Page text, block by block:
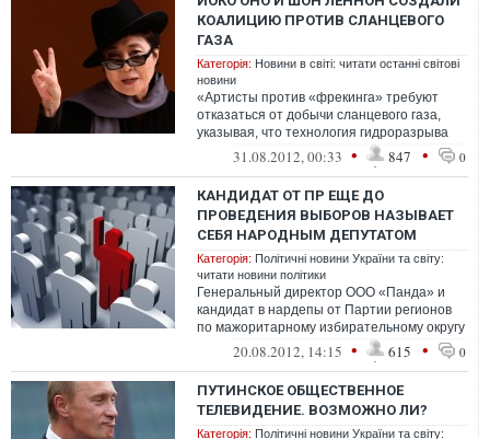
КОАЛИЦИЮ ПРОТИВ СЛАНЦЕВОГО
ГАЗА
Категорія: Новини в світі: читати останні світові
новини
«Артисты против «фрекинга» требуют
отказаться от добычи сланцевого газа,
указывая, что технология гидроразрыва
загрязняет подземные воды. Противники
31.08.2012, 00:33 • 847 • 0
КАНДИДАТ ОТ ПР ЕЩЕ ДО
ПРОВЕДЕНИЯ ВЫБОРОВ НАЗЫВАЕТ
СЕБЯ НАРОДНЫМ ДЕПУТАТОМ
Категорія: Політичні новини України та світу:
читати новини політики
Генеральный директор ООО «Панда» и
кандидат в нардепы от Партии регионов
по мажоритарному избирательному округу
№ 196 Геннадий Бобов еще до
20.08.2012, 14:15 • 615 • 0
ПУТИНСКОЕ ОБЩЕСТВЕННОЕ
ТЕЛЕВИДЕНИЕ. ВОЗМОЖНО ЛИ?
Категорія: Політичні новини України та світу: